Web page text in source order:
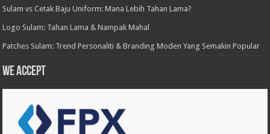
Sulam vs Cetak Baju Uniform: Mana Lebih Tahan Lama?
Logo Sulam: Tahan Lama & Nampak Mahal
Patches Sulam: Trend Personaliti & Branding Moden Yang Semakin Popular
We accept